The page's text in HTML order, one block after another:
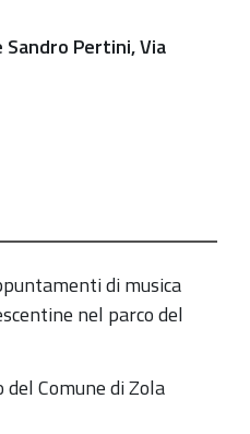
Pertini, Via
di musica
nel parco del
Comune di Zola